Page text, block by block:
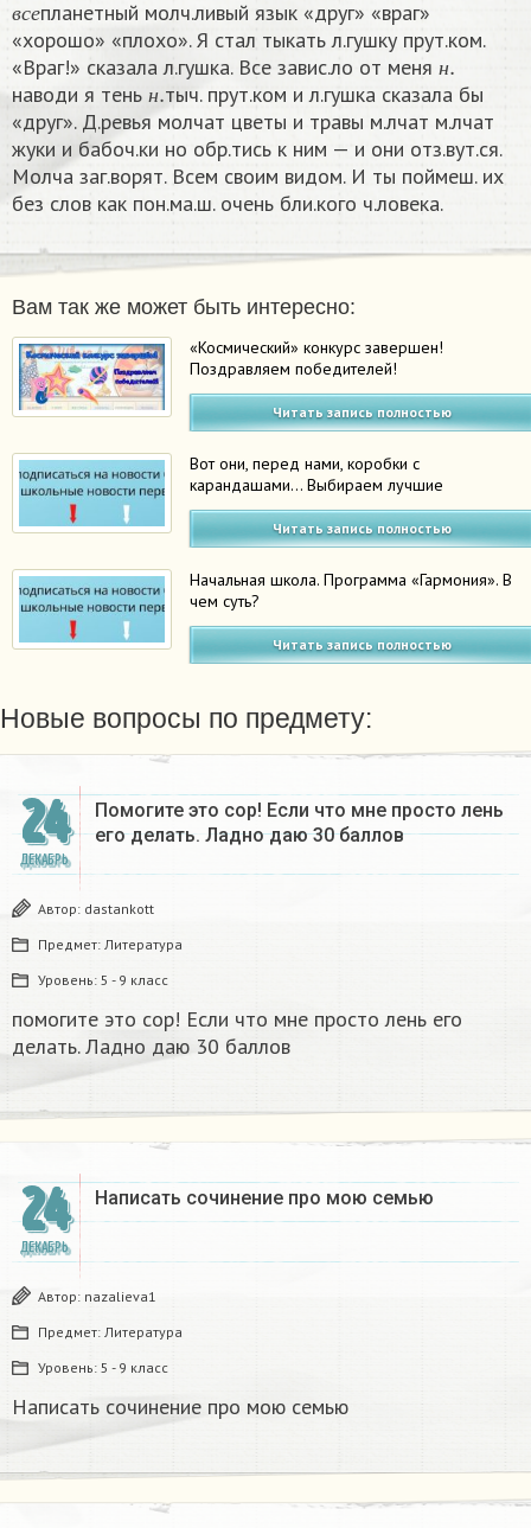
в с е планетный молч.ливый язык «друг» «враг»
«хорошо» «плохо». Я стал тыкать л.гушку прут.ком.
«Враг!» сказала л.гушка. Все завис.ло от меня
н
н.
наводи я тень н
н тыч. прут.ком и л.гушка сказала бы
«друг». Д.ревья молчат цветы и травы м.лчат м.лчат
жуки и бабоч.ки но обр.тись к ним — и они отз.вут.ся.
Молча заг.ворят. Всем своим видом. И ты поймеш. их
без слов как пон.ма.ш. очень бли.кого ч.ловека. ​
Вам так же может быть интересно:
«Космический» конкурс завершен!
Поздравляем победителей!
Читать запись полностью
Вот они, перед нами, коробки с
карандашами… Выбираем лучшие
Читать запись полностью
Начальная школа. Программа «Гармония». В
чем суть?
Читать запись полностью
Новые вопросы по предмету:
24
ДЕКАБРЬ
Помогите это сор! Если что мне просто лень
его делать. Ладно даю 30 баллов​
Автор: dastankott
Предмет: Литература
Уровень: 5 - 9 класс
помогите это сор! Если что мне просто лень его
делать. Ладно даю 30 баллов​
24
ДЕКАБРЬ
Написать сочинение про мою семью ​
Автор: nazalieva1
Предмет: Литература
Уровень: 5 - 9 класс
Написать сочинение про мою семью ​